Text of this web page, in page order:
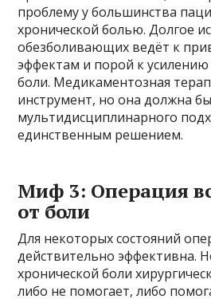
проблему у большинства
хронической болью. Долгое
обезболивающих ведёт к
эффектам и порой к усилению
боли. Медикаментозная
инструмент, но она должна
мультидисциплинарного
единственным решением.
Миф 3: Операция
от боли
Для некоторых состояний
действительно эффективна.
хронической боли
либо не помогает, либо